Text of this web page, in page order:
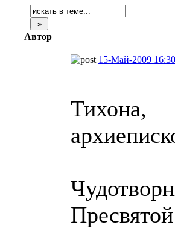
Автор
15-Май-2009 16:30
Тихона,